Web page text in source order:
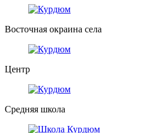
Восточная окраина села
Центр
Средняя школа